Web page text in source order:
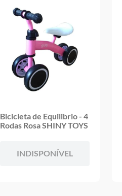
Bicicleta de Equilibrio - 4
Rodas Rosa SHINY TOYS
INDISPONÍVEL